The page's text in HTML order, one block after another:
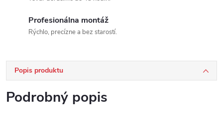
Profesionálna montáž
Rýchlo, precízne a bez starostí.
Popis produktu
Podrobný popis